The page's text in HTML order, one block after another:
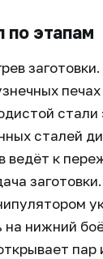
по этапам
сталей
ведёт к
на нижний
пар